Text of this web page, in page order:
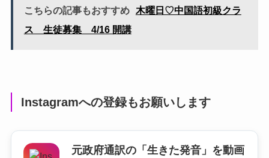
こちらの記事もおすすめ 木曜日♡中国語初級クラ
ス 生徒募集 4/16 開講
Instagramへの登録もお願いします
元政府通訳の「生きた発音」を動画